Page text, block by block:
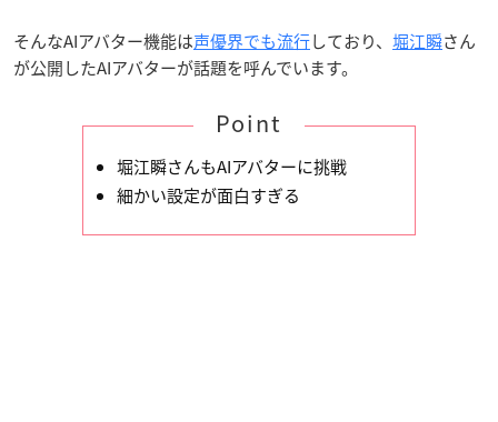
そんなAIアバター機能は声優界でも流行しており、 堀江瞬さん
が公開したAIアバターが話題を呼んでいます。
Point
堀江瞬さんもAIアバターに挑戦
細かい設定が面白すぎる